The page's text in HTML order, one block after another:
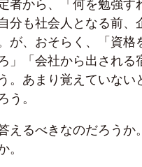
者から、「何を勉強す
分も社会人となる前
が、おそらく、「資格
」「会社から出され
。あまり覚えていない
う。
えるべきなのだろう
。